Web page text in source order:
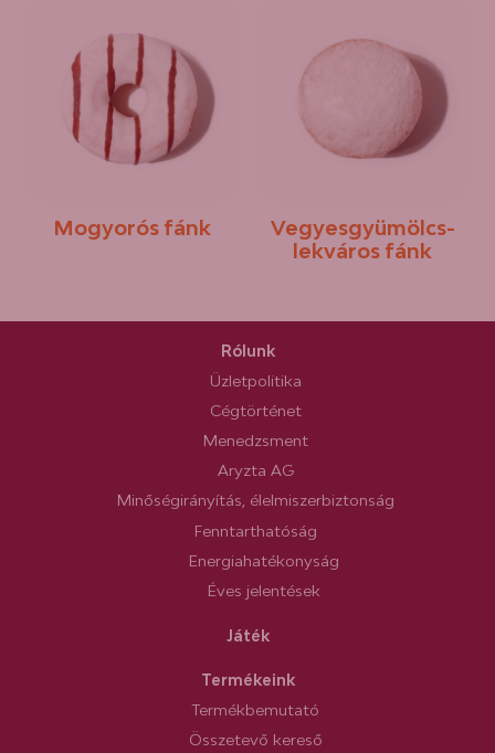
Mogyorós fánk
Vegyesgyümölcs-
lekváros fánk
Rólunk
Üzletpolitika
Cégtörténet
Menedzsment
Aryzta AG
Minőségirányítás, élelmiszerbiztonság
Fenntarthatóság
Energiahatékonyság
Éves jelentések
Játék
Termékeink
Termékbemutató
Összetevő kereső